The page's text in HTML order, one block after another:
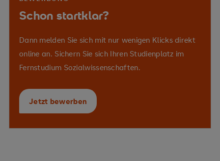
Zielkoordination
Wertversprechen
Wettbewerbsfähigkeit
Schon startklar?
Dann melden Sie sich mit nur wenigen Klicks direkt
online an. Sichern Sie sich Ihren Studienplatz im
Fernstudium Sozialwissenschaften.
Jetzt bewerben